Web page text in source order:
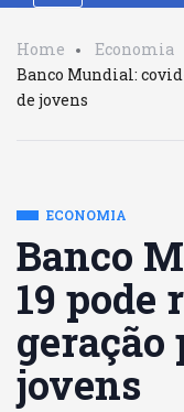
Home
Economia
Banco Mundial:
de jovens
ECONOMIA
Banco
19 pode
geração
jovens